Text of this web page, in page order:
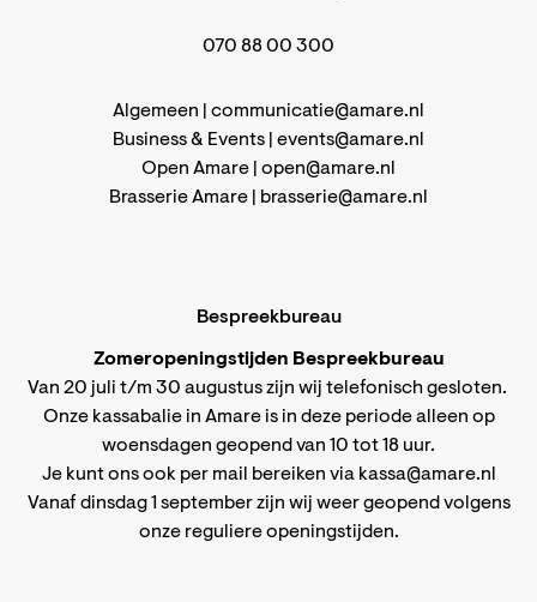
070 88 00 300
Algemeen | communicatie@amare.nl
Business & Events | events@amare.nl
Open Amare | open@amare.nl
Brasserie Amare |
brasserie@amare.nl
Bespreekbureau
Zomeropeningstijden Bespreekbureau
Van 20 juli t/m 30 augustus zijn wij telefonisch gesloten.
Onze kassabalie in Amare is in deze periode alleen op
woensdagen geopend van 10 tot 18 uur.
Je kunt ons ook per mail bereiken via kassa@amare.nl
Vanaf dinsdag 1 september zijn wij weer geopend volgens
onze reguliere openingstijden.